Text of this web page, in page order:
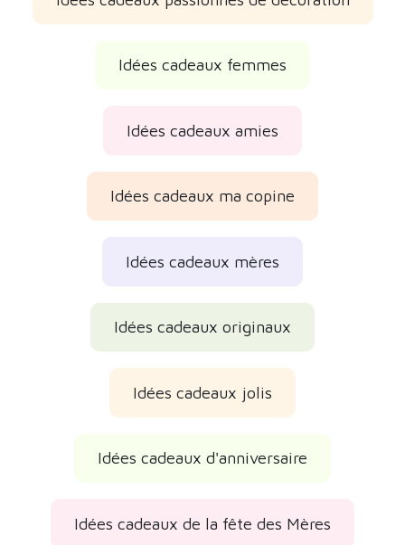
Idées cadeaux femmes
Idées cadeaux amies
Idées cadeaux ma copine
Idées cadeaux mères
Idées cadeaux originaux
Idées cadeaux jolis
Idées cadeaux d'anniversaire
Idées cadeaux de la fête des Mères